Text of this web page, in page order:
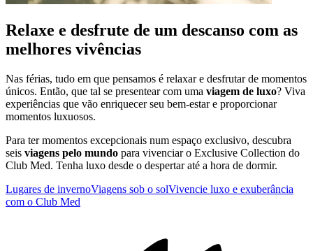
Relaxe e desfrute de um descanso com as
melhores vivências
Nas férias, tudo em que pensamos é relaxar e desfrutar de momentos
únicos. Então, que tal se presentear com uma viagem de luxo? Viva
experiências que vão enriquecer seu bem-estar e proporcionar
momentos luxuosos.
Para ter momentos excepcionais num espaço exclusivo, descubra
seis viagens pelo mundo para vivenciar o Exclusive Collection do
Club Med. Tenha luxo desde o despertar até a hora de dormir.
Lugares de invernoViagens sob o solVivencie luxo e exuberância
com o Club Med